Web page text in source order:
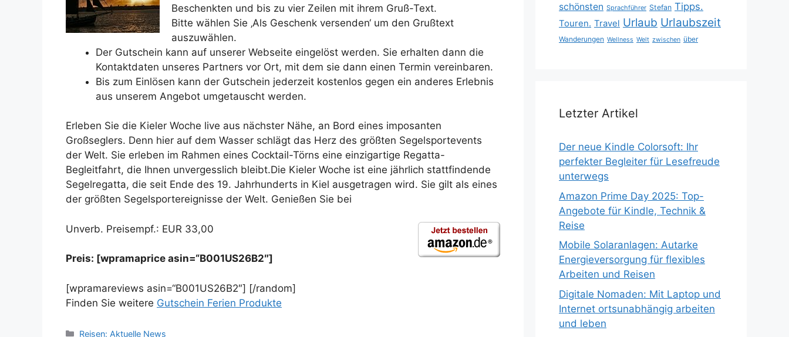
Beschenkten und bis zu vier Zeilen mit ihrem Gruß-Text.
Bitte wählen Sie ‚Als Geschenk versenden‘ um den Grußtext
auszuwählen.
Der Gutschein kann auf unserer Webseite eingelöst werden. Sie erhalten dann die
Kontaktdaten unseres Partners vor Ort, mit dem sie dann einen Termin vereinbaren.
Bis zum Einlösen kann der Gutschein jederzeit kostenlos gegen ein anderes Erlebnis
aus unserem Angebot umgetauscht werden.
Erleben Sie die Kieler Woche live aus nächster Nähe, an Bord eines imposanten
Großseglers. Denn hier auf dem Wasser schlägt das Herz des größten Segelsportevents
der Welt. Sie erleben im Rahmen eines Cocktail-Törns eine einzigartige Regatta-
Begleitfahrt, die Ihnen unvergesslich bleibt.Die Kieler Woche ist eine jährlich stattfindende
Segelregatta, die seit Ende des 19. Jahrhunderts in Kiel ausgetragen wird. Sie gilt als eines
der größten Segelsportereignisse der Welt. Genießen Sie bei
Unverb. Preisempf.: EUR 33,00
Preis: [wpramaprice asin=“B001US26B2″]
[wpramareviews asin=“B001US26B2″] [/random]
Finden Sie weitere Gutschein Ferien Produkte
Kategorien
Reisen: Aktuelle News
schönsten Sprachführer Stefan Tipps.
Touren. Travel Urlaub Urlaubszeit
Wanderungen Wellness Welt zwischen über
Letzter Artikel
Der neue Kindle Colorsoft: Ihr
perfekter Begleiter für Lesefreude
unterwegs
Amazon Prime Day 2025: Top-
Angebote für Kindle, Technik &
Reise
Mobile Solaranlagen: Autarke
Energieversorgung für flexibles
Arbeiten und Reisen
Digitale Nomaden: Mit Laptop und
Internet ortsunabhängig arbeiten
und leben